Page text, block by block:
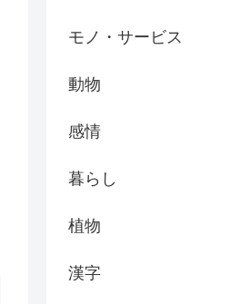
モノ・サービス
動物
感情
暮らし
植物
漢字